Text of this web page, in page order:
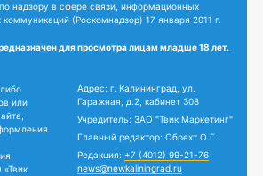
надзору в сфере связи, информационных
(Роскомнадзор) 17 января 2011 г.
для просмотра лицам младше 18 лет.
или
Адрес: г. Калининград, ул.
Гаражная, д.2, кабинет 308
Учредитель: ЗАО "Твик Маркетинг"
Главный редактор: Обрехт О.Г.
Редакция: +7 (4012) 99-21-76
news@newkaliningrad.ru